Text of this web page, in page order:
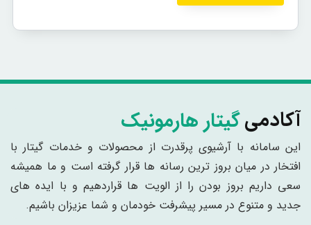
آکادمیگیتار هارمونیک
این سامانه با آرشیوی پرقدرت از محصولات و خدمات گیتار با
افتخار در میان بروز ترین رسانه ها قرار گرفته است و ما همیشه
سعی داریم بروز بودن را از الویت ها قراردهیم و با ایده های
جدید و متنوع در مسیر پیشرفت خودمان و شما عزیزان باشیم.